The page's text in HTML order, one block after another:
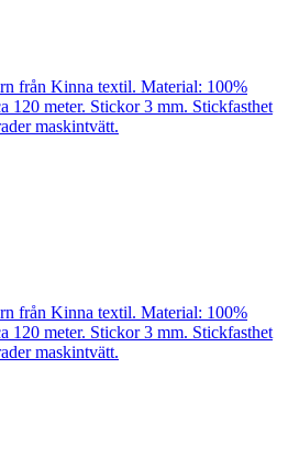
från Kinna textil. Material: 100%
120 meter. Stickor 3 mm. Stickfasthet
maskintvätt.
från Kinna textil. Material: 100%
120 meter. Stickor 3 mm. Stickfasthet
maskintvätt.